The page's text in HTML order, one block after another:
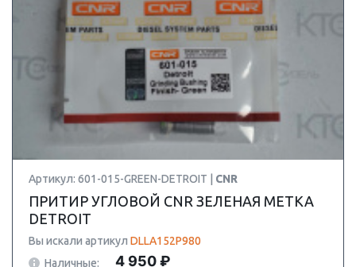
Артикул: 601-015-GREEN-DETROIT | CNR
ПРИТИР УГЛОВОЙ CNR ЗЕЛЕНАЯ МЕТКА
DETROIT
Вы искали артикул DLLA152P980
Наличные:
4 950 ₽